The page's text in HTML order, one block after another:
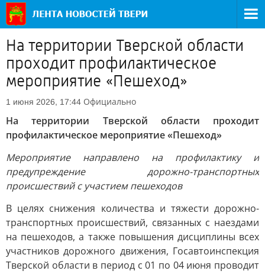
На территории Тверской области
проходит профилактическое
мероприятие «Пешеход»
1 июня 2026, 17:44 Официально
На территории Тверской области проходит
профилактическое мероприятие «Пешеход»
Мероприятие направлено на профилактику и
предупреждение дорожно-транспортных
происшествий с участием пешеходов
В целях снижения количества и тяжести дорожно-
транспортных происшествий, связанных с наездами
на пешеходов, а также повышения дисциплины всех
участников дорожного движения, Госавтоинспекция
Тверской области в период с 01 по 04 июня проводит